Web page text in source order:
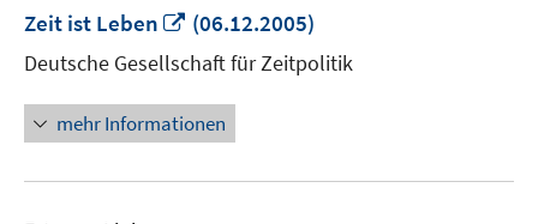
Zeit ist Leben
In
neuem
Fenster
öffnen
(06.12.2005)
Deutsche Gesellschaft für Zeitpolitik
mehr Informationen